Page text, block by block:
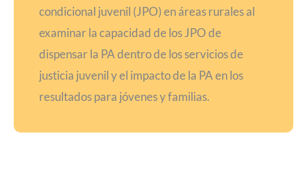
condicional juvenil (JPO) en áreas rurales al
examinar la capacidad de los JPO de
dispensar la PA dentro de los servicios de
justicia juvenil y el impacto de la PA en los
resultados para jóvenes y familias.